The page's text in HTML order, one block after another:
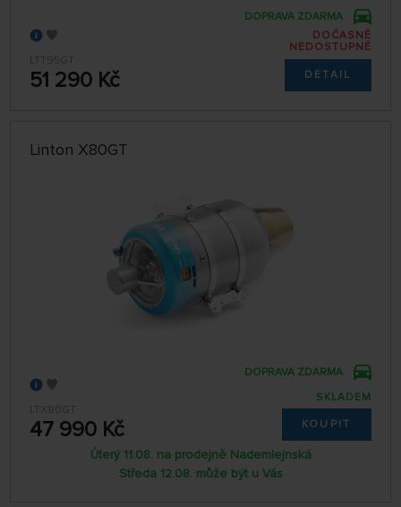
LTT95GT
51 290 Kč
DOPRAVA ZDARMA
DOČASNĚ
NEDOSTUPNÉ
DETAIL
Linton X80GT
LTX80GT
47 990 Kč
DOPRAVA ZDARMA
SKLADEM
KOUPIT
Úterý 11.08. na prodejně Nademlejnská
Středa 12.08. může být u Vás